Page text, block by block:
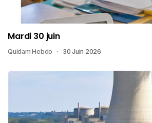
Mardi 30 juin
Quidam Hebdo 30 Juin 2026